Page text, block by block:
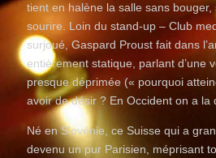
tient en halène la salle sans
sourire. Loin du stand-up – Club
surjoué, Gaspard Proust fait dans
entièrement statique, parlant d’une
presque déprimée (« pourquoi
avoir de désir ? En Occident on a la
Né en Slovénie, ce Suisse qui a
devenu un pur Parisien, méprisant